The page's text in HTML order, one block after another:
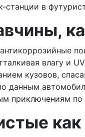
станции в
влагу и
кузовов,
приключениям по